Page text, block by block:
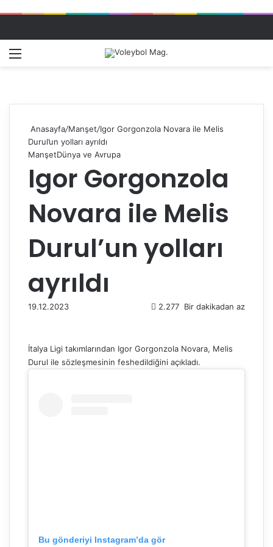
Anasayfa/Manşet/Igor Gorgonzola Novara ile Melis
Durul’un yolları ayrıldı
ManşetDünya ve Avrupa
Igor Gorgonzola
Novara ile Melis
Durul’un yolları
ayrıldı
19.12.2023 2.277 Bir dakikadan az
İtalya Ligi takımlarından Igor Gorgonzola Novara, Melis
Durul ile sözleşmesinin feshedildiğini açıkladı.
Bu gönderiyi Instagram’da gör